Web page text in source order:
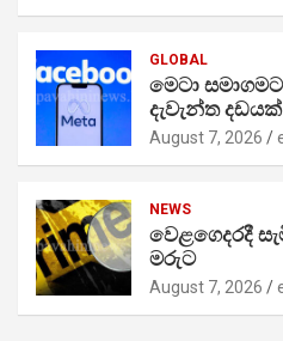
GLOBAL
මෙටා
දැවැන්ත දඩයක්
August 7, 2026
NEWS
වෙළගෙදරදී
මරුට
August 7, 2026